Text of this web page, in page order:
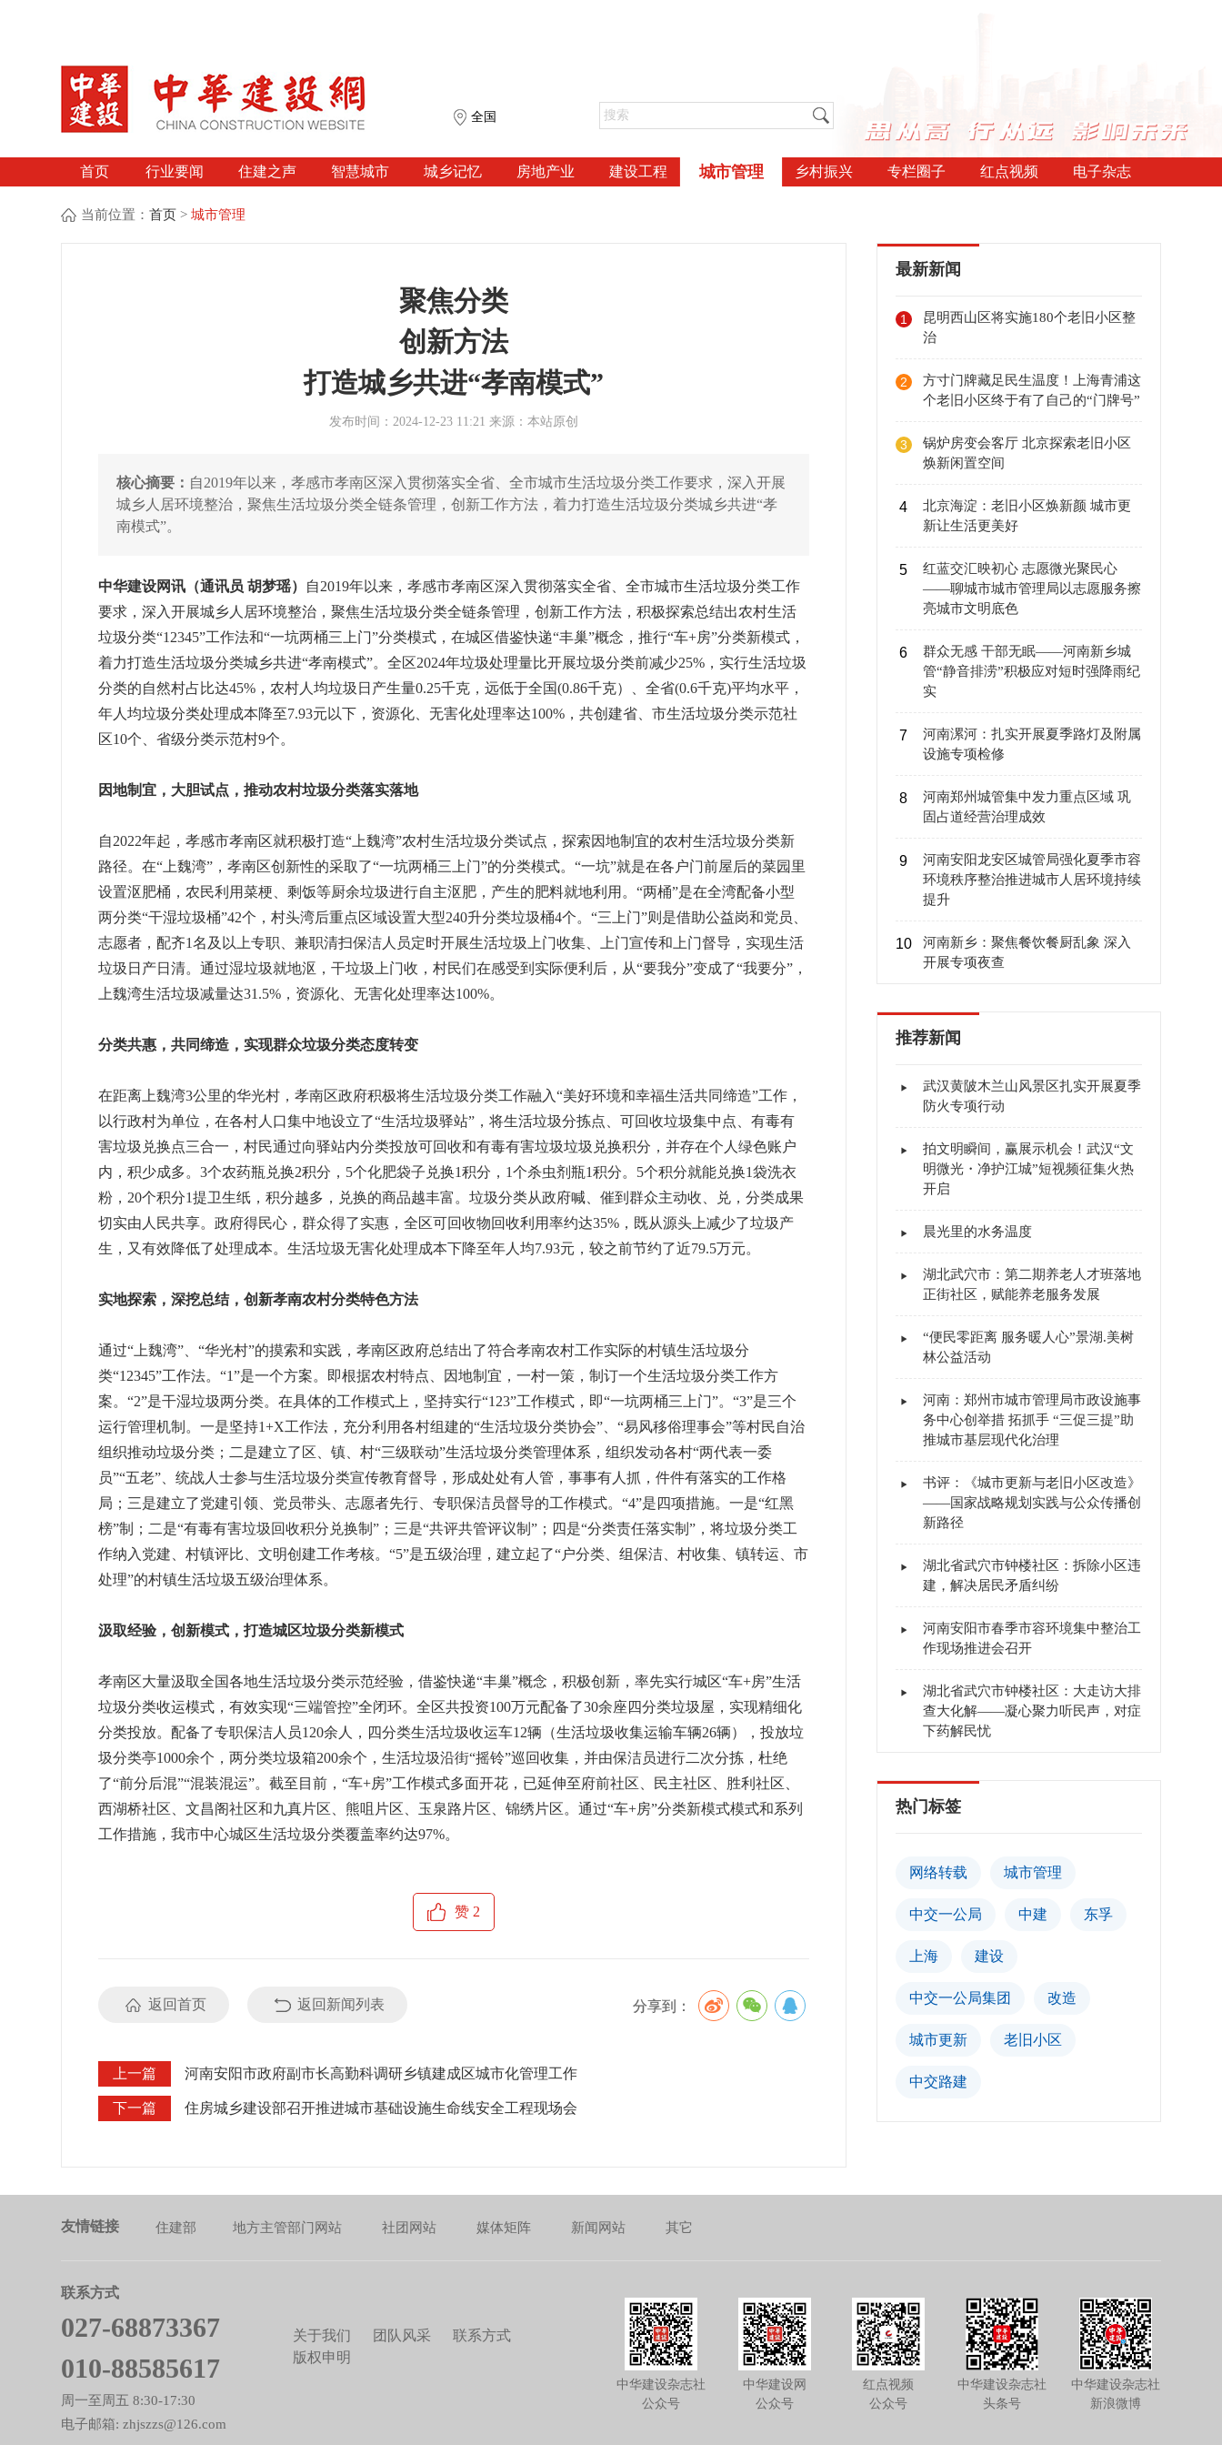
全国
首页 行业要闻 住建之声 智慧城市 城乡记忆 房地产业 建设工程 城市管理 乡村振兴 专栏圈子 红点视频 电子杂志
当前位置：首页 >城市管理
聚焦分类
创新方法
打造城乡共进“孝南模式”
发布时间：2024-12-23 11:21 来源：本站原创
核心摘要： 自2019年以来，孝感市孝南区深入贯彻落实全省、全市城市生活垃圾分类工作要求，深入开展
城乡人居环境整治，聚焦生活垃圾分类全链条管理，创新工作方法，着力打造生活垃圾分类城乡共进“孝
南模式”。
中华建设网讯（通讯员 胡梦瑶）
自2019年以来，孝感市孝南区深入贯彻落实全省、全市城市生活垃圾分类工作
要求，深入开展城乡人居环境整治，聚焦生活垃圾分类全链条管理，创新工作方法，积极探索总结出农村生活
垃圾分类“12345”工作法和“一坑两桶三上门”分类模式，在城区借鉴快递“丰巢”概念，推行“车+房”分类新模式，
着力打造生活垃圾分类城乡共进“孝南模式”。全区2024年垃圾处理量比开展垃圾分类前减少25%，实行生活垃圾
分类的自然村占比达45%，农村人均垃圾日产生量0.25千克，远低于全国(0.86千克）、全省(0.6千克)平均水平，
年人均垃圾分类处理成本降至7.93元以下，资源化、无害化处理率达100%，共创建省、市生活垃圾分类示范社
区10个、省级分类示范村9个。
因地制宜，大胆试点，推动农村垃圾分类落实落地
自2022年起，孝感市孝南区就积极打造“上魏湾”农村生活垃圾分类试点，探索因地制宜的农村生活垃圾分类新
路径。在“上魏湾”，孝南区创新性的采取了“一坑两桶三上门”的分类模式。“一坑”就是在各户门前屋后的菜园里
设置沤肥桶，农民利用菜梗、剩饭等厨余垃圾进行自主沤肥，产生的肥料就地利用。“两桶”是在全湾配备小型
两分类“干湿垃圾桶”42个，村头湾后重点区域设置大型240升分类垃圾桶4个。“三上门”则是借助公益岗和党员、
志愿者，配齐1名及以上专职、兼职清扫保洁人员定时开展生活垃圾上门收集、上门宣传和上门督导，实现生活
垃圾日产日清。通过湿垃圾就地沤，干垃圾上门收，村民们在感受到实际便利后，从“要我分”变成了“我要分”，
上魏湾生活垃圾减量达31.5%，资源化、无害化处理率达100%。
分类共惠，共同缔造，实现群众垃圾分类态度转变
在距离上魏湾3公里的华光村，孝南区政府积极将生活垃圾分类工作融入“美好环境和幸福生活共同缔造”工作，
以行政村为单位，在各村人口集中地设立了“生活垃圾驿站”，将生活垃圾分拣点、可回收垃圾集中点、有毒有
害垃圾兑换点三合一，村民通过向驿站内分类投放可回收和有毒有害垃圾垃圾兑换积分，并存在个人绿色账户
内，积少成多。3个农药瓶兑换2积分，5个化肥袋子兑换1积分，1个杀虫剂瓶1积分。5个积分就能兑换1袋洗衣
粉，20个积分1提卫生纸，积分越多，兑换的商品越丰富。垃圾分类从政府喊、催到群众主动收、兑，分类成果
切实由人民共享。政府得民心，群众得了实惠，全区可回收物回收利用率约达35%，既从源头上减少了垃圾产
生，又有效降低了处理成本。生活垃圾无害化处理成本下降至年人均7.93元，较之前节约了近79.5万元。
实地探索，深挖总结，创新孝南农村分类特色方法
通过“上魏湾”、“华光村”的摸索和实践，孝南区政府总结出了符合孝南农村工作实际的村镇生活垃圾分
类“12345”工作法。“1”是一个方案。即根据农村特点、因地制宜，一村一策，制订一个生活垃圾分类工作方
案。“2”是干湿垃圾两分类。在具体的工作模式上，坚持实行“123”工作模式，即“一坑两桶三上门”。“3”是三个
运行管理机制。一是坚持1+X工作法，充分利用各村组建的“生活垃圾分类协会”、“易风移俗理事会”等村民自治
组织推动垃圾分类；二是建立了区、镇、村“三级联动”生活垃圾分类管理体系，组织发动各村“两代表一委
员”“五老”、统战人士参与生活垃圾分类宣传教育督导，形成处处有人管，事事有人抓，件件有落实的工作格
局；三是建立了党建引领、党员带头、志愿者先行、专职保洁员督导的工作模式。“4”是四项措施。一是“红黑
榜”制；二是“有毒有害垃圾回收积分兑换制”；三是“共评共管评议制”；四是“分类责任落实制”，将垃圾分类工
作纳入党建、村镇评比、文明创建工作考核。“5”是五级治理，建立起了“户分类、组保洁、村收集、镇转运、市
处理”的村镇生活垃圾五级治理体系。
汲取经验，创新模式，打造城区垃圾分类新模式
孝南区大量汲取全国各地生活垃圾分类示范经验，借鉴快递“丰巢”概念，积极创新，率先实行城区“车+房”生活
垃圾分类收运模式，有效实现“三端管控”全闭环。全区共投资100万元配备了30余座四分类垃圾屋，实现精细化
分类投放。配备了专职保洁人员120余人，四分类生活垃圾收运车12辆（生活垃圾收集运输车辆26辆），投放垃
圾分类亭1000余个，两分类垃圾箱200余个，生活垃圾沿街“摇铃”巡回收集，并由保洁员进行二次分拣，杜绝
了“前分后混”“混装混运”。截至目前，“车+房”工作模式多面开花，已延伸至府前社区、民主社区、胜利社区、
西湖桥社区、文昌阁社区和九真片区、熊咀片区、玉泉路片区、锦绣片区。通过“车+房”分类新模式模式和系列
工作措施，我市中心城区生活垃圾分类覆盖率约达97%。
赞 2
返回首页 返回新闻列表 分享到：
上一篇 河南安阳市政府副市长高勤科调研乡镇建成区城市化管理工作
下一篇 住房城乡建设部召开推进城市基础设施生命线安全工程现场会
最新新闻
1
昆明西山区将实施180个老旧小区整
治
2
方寸门牌藏足民生温度！上海青浦这
个老旧小区终于有了自己的“门牌号”
3
锅炉房变会客厅 北京探索老旧小区
焕新闲置空间
4
北京海淀：老旧小区焕新颜 城市更
新让生活更美好
5
红蓝交汇映初心 志愿微光聚民心
——聊城市城市管理局以志愿服务擦
亮城市文明底色
6
群众无感 干部无眠——河南新乡城
管“静音排涝”积极应对短时强降雨纪
实
7
河南漯河：扎实开展夏季路灯及附属
设施专项检修
8
河南郑州城管集中发力重点区域 巩
固占道经营治理成效
9
河南安阳龙安区城管局强化夏季市容
环境秩序整治推进城市人居环境持续
提升
10
河南新乡：聚焦餐饮餐厨乱象 深入
开展专项夜查
推荐新闻
武汉黄陂木兰山风景区扎实开展夏季
防火专项行动
拍文明瞬间，赢展示机会！武汉“文
明微光・净护江城”短视频征集火热
开启
晨光里的水务温度
湖北武穴市：第二期养老人才班落地
正街社区，赋能养老服务发展
“便民零距离 服务暖人心”景湖.美树
林公益活动
河南：郑州市城市管理局市政设施事
务中心创举措 拓抓手 “三促三提”助
推城市基层现代化治理
书评：《城市更新与老旧小区改造》
——国家战略规划实践与公众传播创
新路径
湖北省武穴市钟楼社区：拆除小区违
建，解决居民矛盾纠纷
河南安阳市春季市容环境集中整治工
作现场推进会召开
湖北省武穴市钟楼社区：大走访大排
查大化解——凝心聚力听民声，对症
下药解民忧
热门标签
网络转载 城市管理
中交一公局 中建 东孚
上海 建设
中交一公局集团 改造
城市更新 老旧小区
中交路建
友情链接 住建部 地方主管部门网站 社团网站 媒体矩阵 新闻网站 其它
联系方式
027-68873367
010-88585617
周一至周五 8:30-17:30
电子邮箱: zhjszzs@126.com
关于我们 团队风采
联系方式
版权申明
中华建设杂志社
公众号
中华建设网
公众号
红点视频
公众号
中华建设杂志社
头条号
中华建设杂志社
新浪微博